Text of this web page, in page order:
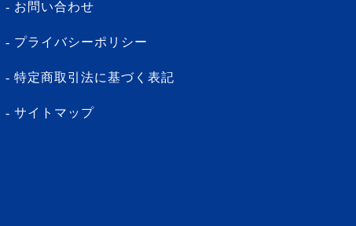
お問い合わせ
プライバシーポリシー
特定商取引法に基づく表記
サイトマップ